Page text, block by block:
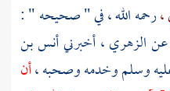
،رحمه الله ، في " صحيحه " :
عنالزهري ،أخبرنيأنس بن
وسلم وخدمه وصحبه ،أن